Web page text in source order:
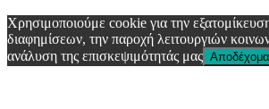
Χρησιμοποιούμε cookie για την
διαφημίσεων, την παροχή λειτουργιών
ανάλυση της επισκεψιμότητάς μας